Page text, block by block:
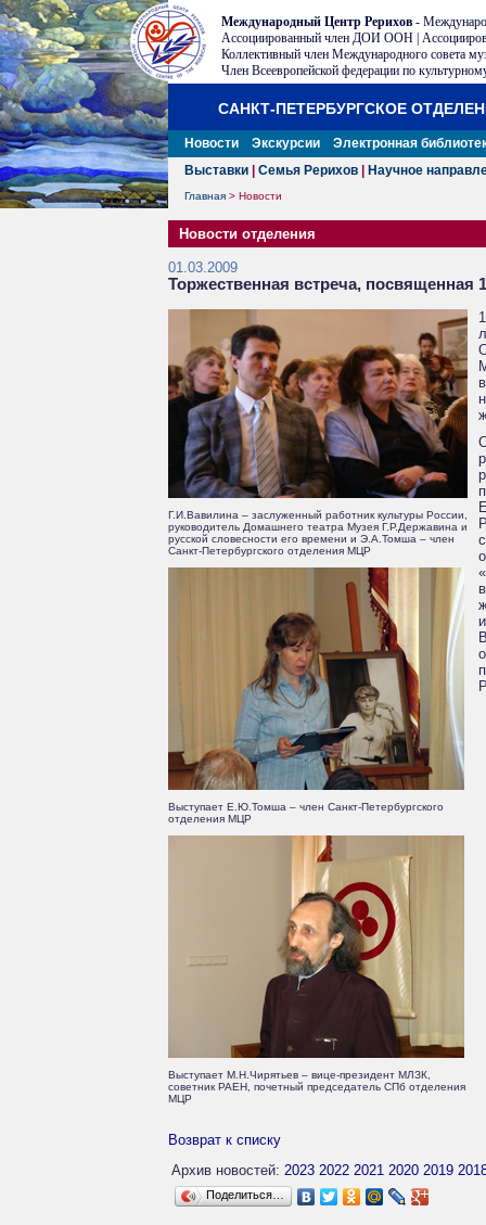
Международный Центр Рерихов -
Ассоциированный член ДОИ ООН |
Коллективный член Международного совета
Член Всеевропейской федерации по
САНКТ-ПЕТЕРБУРГСКОЕ
Новости Экскурсии
Электронная
Выставки
Семья Рерихов Научное
Главная > Новости
Новости отделения
01.03.2009
Торжественная встреча,
Г.И.Вавилина – заслуженный работник культуры России,
руководитель Домашнего театра Музея Г.Р.Державина и
русской словесности его времени и Э.А.Томша – член
Санкт-Петербургского отделения МЦР
Выступает Е.Ю.Томша – член Санкт-Петербургского
отделения МЦР
Выступает М.Н.Чирятьев – вице-президент МЛЗК,
советник РАЕН, почетный председатель СПб отделения
МЦР
Возврат к списку
Архив новостей: 2023 2022 2021 2020 2019
Поделиться…